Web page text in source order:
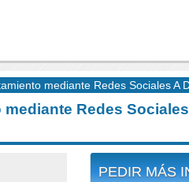
mediante Redes Sociales A
Redes
PEDIR MÁS